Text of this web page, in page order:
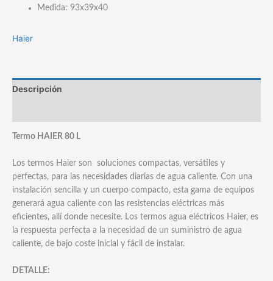
Medida: 93x39x40
Haier
Descripción
Termo HAIER 80 L
Los termos Haier son soluciones compactas, versátiles y
perfectas, para las necesidades diarias de agua caliente. Con una
instalación sencilla y un cuerpo compacto, esta gama de equipos
generará agua caliente con las resistencias eléctricas más
eficientes, allí donde necesite. Los termos agua eléctricos Haier, es
la respuesta perfecta a la necesidad de un suministro de agua
caliente, de bajo coste inicial y fácil de instalar.
DETALLE: